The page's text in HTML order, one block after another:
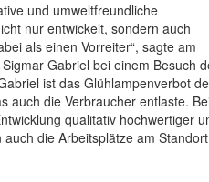
und umweltfreundliche
nur entwickelt, sondern auch
als einen Vorreiter“, sagte am
Gabriel bei einem Besuch
ist das Glühlampenverbot
auch die Verbraucher entlaste.
qualitativ hochwertiger
die Arbeitsplätze am Standort